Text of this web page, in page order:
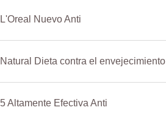
L'Oreal Nuevo Anti
Natural Dieta contra el envejecimiento
5 Altamente Efectiva Anti